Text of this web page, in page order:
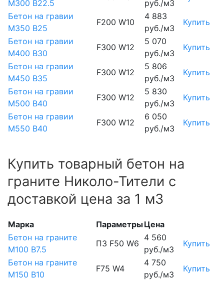
М300 B22.5 руб./м3
Бетон на гравии
М350 B25
F200 W10
4 883
руб./м3
Купить
Бетон на гравии
М400 B30
F300 W12
5 070
руб./м3
Купить
Бетон на гравии
М450 В35
F300 W12
5 806
руб./м3
Купить
Бетон на гравии
М500 В40
F300 W12
5 830
руб./м3
Купить
Бетон на гравии
М550 В40
F300 W12
6 050
руб./м3
Купить
Купить товарный бетон на
граните Николо-Тители с
доставкой цена за 1 м3
Марка ПараметрыЦена
Бетон на граните
М100 B7.5
П3 F50 W6
4 560
руб./м3
Купить
Бетон на граните
М150 B10
F75 W4
4 750
руб./м3
Купить